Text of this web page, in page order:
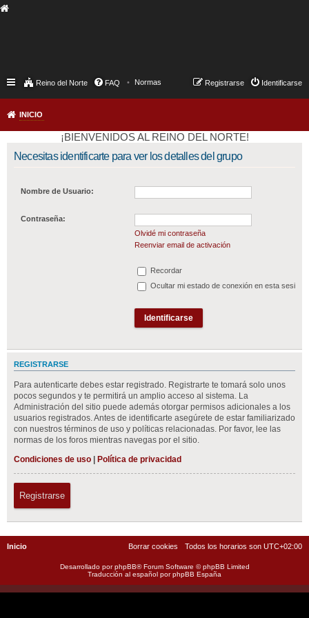
Reino del Norte FAQ Normas Identificarse
Registrarse
INICIO
¡BIENVENIDOS AL REINO DEL NORTE!
Necesitas identificarte para ver los detalles del grupo
Nombre de Usuario:
Contraseña:
Olvidé mi contraseña
Reenviar email de activación
Recordar
Ocultar mi estado de conexión en esta sesión
REGISTRARSE
Para autenticarte debes estar registrado. Registrarte te tomará solo unos
pocos segundos y te permitirá un amplio acceso al sistema. La
Administración del sitio puede además otorgar permisos adicionales a los
usuarios registrados. Antes de identificarte asegúrete de estar familiarizado
con nuestros términos de uso y políticas relacionadas. Por favor, lee las
normas de los foros mientras navegas por el sitio.
Condiciones de uso
Política de privacidad
Registrarse
Inicio Todos los horarios son UTC+02:00
Borrar cookies
Desarrollado porphpBB® Forum Software © phpBB Limited
Traducción al español porphpBB España